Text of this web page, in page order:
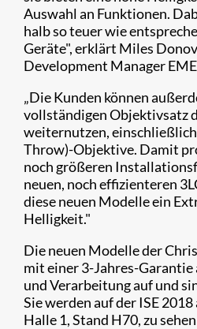
Auswahl an Funktionen.
halb so teuer wie
Geräte", erklärt Miles
Development Manager
„Die Kunden können
vollständigen Objektivsatz
weiternutzen,
Throw)-Objektive. Damit
noch größeren
neuen, noch effizienteren
diese neuen Modelle ein
Helligkeit."​
Die neuen Modelle der
mit einer 3-Jahres-
und Verarbeitung auf und
Sie werden auf der ISE
Halle 1, Stand H70, zu